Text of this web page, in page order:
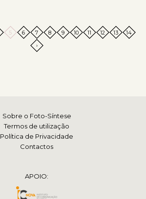
5 6 7 8 9 10 11 12 13
14
›
Sobre o Foto-Síntese
Termos de utilização
Política de Privacidade
Contactos
APOIO: